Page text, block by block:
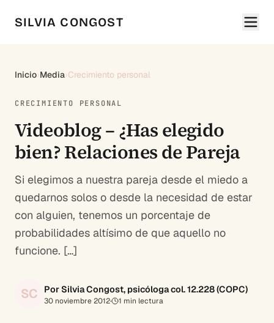
SILVIA CONGOST
Inicio›Media›Crecimiento personal
CRECIMIENTO PERSONAL
Videoblog – ¿Has elegido
bien? Relaciones de Pareja
Si elegimos a nuestra pareja desde el miedo a
quedarnos solos o desde la necesidad de estar
con alguien, tenemos un porcentaje de
probabilidades altísimo de que aquello no
funcione. […]
SC Por Silvia Congost, psicóloga col. 12.228 (COPC)
30 noviembre 2012· 1 min lectura